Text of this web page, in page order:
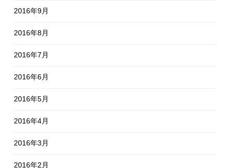
2016年9月
2016年8月
2016年7月
2016年6月
2016年5月
2016年4月
2016年3月
2016年2月